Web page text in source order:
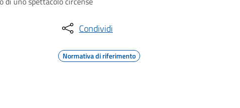
Condividi
Normativa di riferimento